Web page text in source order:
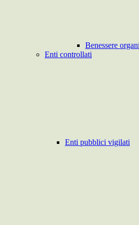
Benessere
Enti controllati
Enti pubblici vigilati